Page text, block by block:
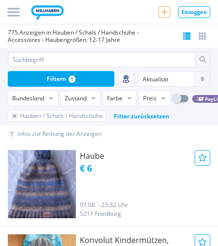
Einloggen
775 Anzeigen in Hauben / Schals / Handschuhe -
Accessoires - Haubengrößen: 12-17 Jahre
Bundesland Zustand Farbe Preis
Hauben / Schals / Handschuhe Filter zurücksetzen
Filtern 1
Infos zur Reihung der Anzeigen
Haube
€ 6
07.08. - 23:32 Uhr
5211 Friedburg
Konvolut Kindermützen,